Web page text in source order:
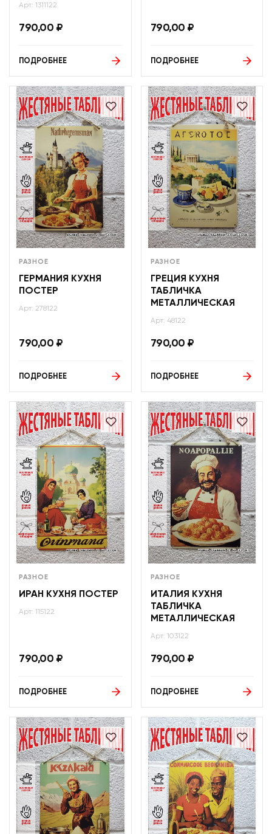
Арт: 1311122
790,00 ₽
ПОДРОБНЕЕ
790,00 ₽
ПОДРОБНЕЕ
РАЗНОЕ
ГЕРМАНИЯ КУХНЯ
ПОСТЕР
Арт: 278122
790,00 ₽
ПОДРОБНЕЕ
РАЗНОЕ
ГРЕЦИЯ КУХНЯ
ТАБЛИЧКА
МЕТАЛЛИЧЕСКАЯ
Арт: 48122
790,00 ₽
ПОДРОБНЕЕ
РАЗНОЕ
ИРАН КУХНЯ ПОСТЕР
Арт: 115122
790,00 ₽
ПОДРОБНЕЕ
РАЗНОЕ
ИТАЛИЯ КУХНЯ
ТАБЛИЧКА
МЕТАЛЛИЧЕСКАЯ
Арт: 103122
790,00 ₽
ПОДРОБНЕЕ